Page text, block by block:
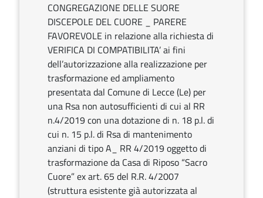
CONGREGAZIONE DELLE SUORE
DISCEPOLE DEL CUORE _ PARERE
FAVOREVOLE in relazione alla richiesta di
VERIFICA DI COMPATIBILITA’ ai fini
dell’autorizzazione alla realizzazione per
trasformazione ed ampliamento
presentata dal Comune di Lecce (Le) per
una Rsa non autosufficienti di cui al RR
n.4/2019 con una dotazione di n. 18 p.l. di
cui n. 15 p.l. di Rsa di mantenimento
anziani di tipo A_ RR 4/2019 oggetto di
trasformazione da Casa di Riposo “Sacro
Cuore” ex art. 65 del R.R. 4/2007
(struttura esistente già autorizzata al